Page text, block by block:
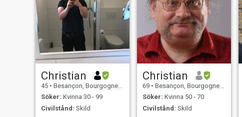
Christian
45 • Besançon, Bourgogne-Franche-Comté, Frankrike
Söker: Kvinna 30 - 99
Civilstånd: Skild
Christian
69 • Besançon, Bourgogne-Franche-Comté, Frankrike
Söker: Kvinna 50 - 70
Civilstånd: Skild